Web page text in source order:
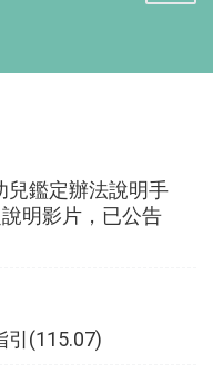
兒鑑定辦法說明手
明影片，已公告
引(115.07)